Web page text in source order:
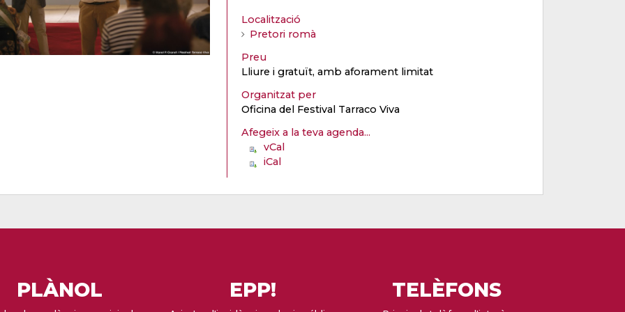
Localització
Pretori romà
Preu
Lliure i gratuït, amb aforament limitat
Organitzat per
Oficina del Festival Tarraco Viva
Afegeix a la teva agenda...
vCal
iCal
PLÀNOL EPP! TELÈFONS